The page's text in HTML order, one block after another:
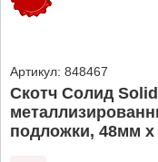
Артикул: 848467
Скотч Солид
подложки, 48мм х